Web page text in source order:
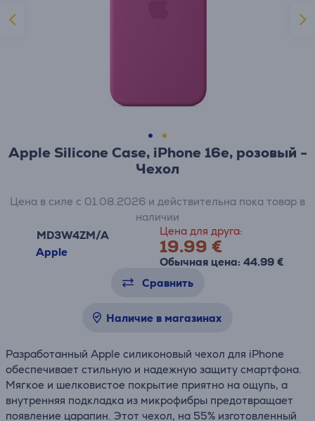
Apple Silicone Case, iPhone 16e, розовый -
Чехол
MD3W4ZM/A
Apple
Цена для друга:
19.99 €
Обычная цена: 44.99 €
Цена в силе с 01.08.2026 и действительна пока товар в
наличии
Сравнить
Наличие в магазинах
Разработанный Apple силиконовый чехол для iPhone
обеспечивает стильную и надежную защиту смартфона.
Мягкое и шелковистое покрытие приятно на ощупь, а
внутренняя подкладка из микрофибры предотвращает
появление царапин. Этот чехол, на 55% изготовленный